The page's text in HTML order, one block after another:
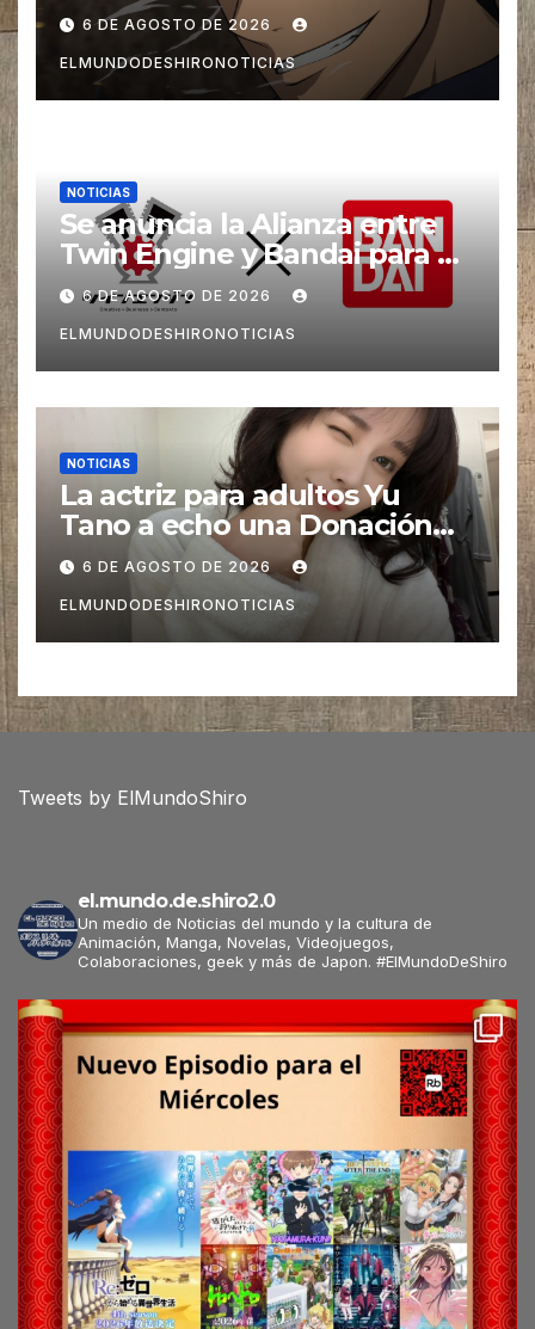
imagen promocional
6 DE AGOSTO DE 2026
ELMUNDODESHIRONOTICIAS
NOTICIAS
Se anuncia la Alianza entre
Twin Engine y Bandai para un
nuevos Animes
6 DE AGOSTO DE 2026
ELMUNDODESHIRONOTICIAS
NOTICIAS
La actriz para adultos Yu
Tano a echo una Donación
para las Víctimas de Sismo
pero es Criticada
6 DE AGOSTO DE 2026
ELMUNDODESHIRONOTICIAS
Tweets by ElMundoShiro
el.mundo.de.shiro2.0
Un medio de Noticias del mundo y la cultura de
Animación, Manga, Novelas, Videojuegos,
Colaboraciones, geek y más de Japon. #ElMundoDeShiro